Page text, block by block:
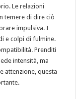
Le relazioni
temere di dire ciò
impulsiva. I
e colpi di fulmine.
Prenditi
intensità, ma
attenzione, questa